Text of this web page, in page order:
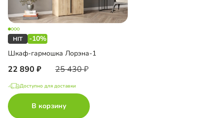
-10%
Шкаф-гармошка Лорэна-1
22 890 25 430
Доступно для доставки
В корзину